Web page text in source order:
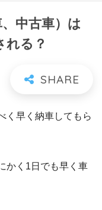
中古車）は
れる？
く早く納車してもら
かく1日でも早く車